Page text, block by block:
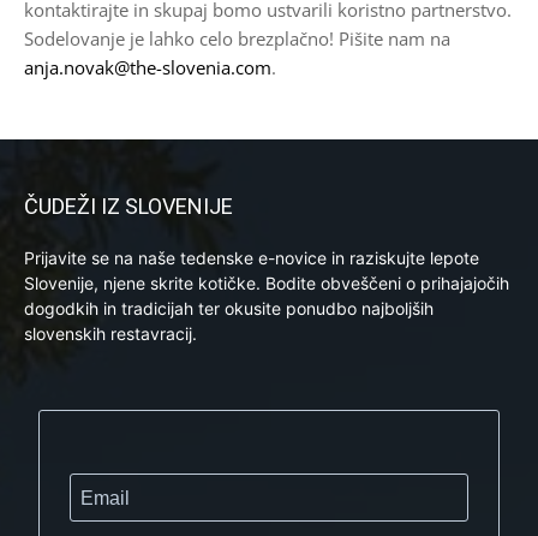
kontaktirajte in skupaj bomo ustvarili koristno partnerstvo.
Sodelovanje je lahko celo brezplačno! Pišite nam na
anja.novak@the-slovenia.com.
ČUDEŽI IZ SLOVENIJE
Prijavite se na naše tedenske e-novice in raziskujte lepote
Slovenije, njene skrite kotičke. Bodite obveščeni o prihajajočih
dogodkih in tradicijah ter okusite ponudbo najboljših
slovenskih restavracij.